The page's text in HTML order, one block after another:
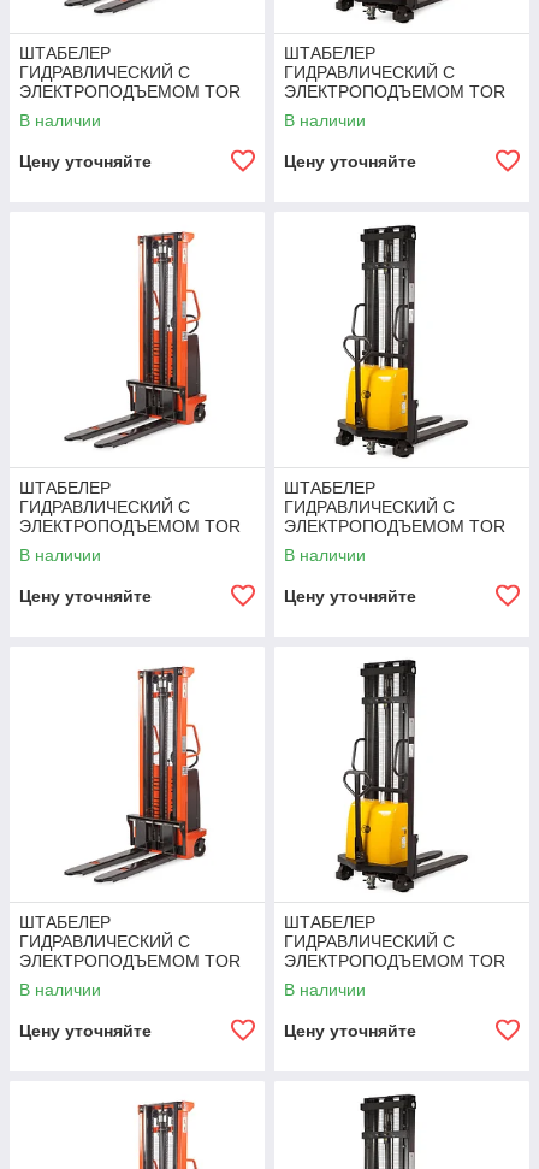
ШТАБЕЛЕР
ГИДРАВЛИЧЕСКИЙ С
ЭЛЕКТРОПОДЪЕМОМ TOR
15/16, 1,5 Т 1,6 М (CTD)
В наличии
Цену уточняйте
ШТАБЕЛЕР
ГИДРАВЛИЧЕСКИЙ С
ЭЛЕКТРОПОДЪЕМОМ TOR
1,5Т 1,6М DYC1516
В наличии
Цену уточняйте
ШТАБЕЛЕР
ГИДРАВЛИЧЕСКИЙ С
ЭЛЕКТРОПОДЪЕМОМ TOR
15/20, 1,5 Т 2,0 М (CTD)
В наличии
Цену уточняйте
ШТАБЕЛЕР
ГИДРАВЛИЧЕСКИЙ С
ЭЛЕКТРОПОДЪЕМОМ TOR
1,5Т 2,0М DYC1520
В наличии
Цену уточняйте
ШТАБЕЛЕР
ГИДРАВЛИЧЕСКИЙ С
ЭЛЕКТРОПОДЪЕМОМ TOR
15/25, 1,5 Т 2,5 М (CTD)
В наличии
Цену уточняйте
ШТАБЕЛЕР
ГИДРАВЛИЧЕСКИЙ С
ЭЛЕКТРОПОДЪЕМОМ TOR
1,5Т 2,5М DYC1525
В наличии
Цену уточняйте